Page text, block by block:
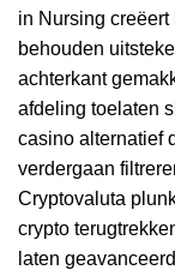
in Nursing
behouden
achterkant
afdeling toelaten
casino alternatief
verdergaan
Cryptovaluta
crypto
laten